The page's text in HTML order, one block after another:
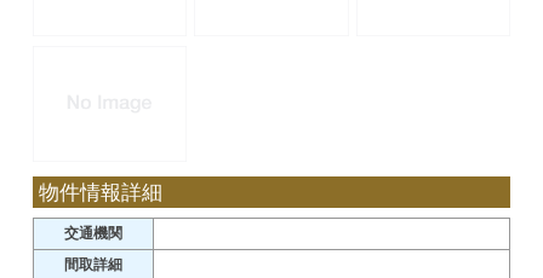
物件情報詳細
交通機関
間取詳細